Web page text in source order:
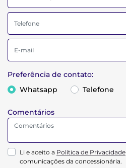
Preferência de contato:
Whatsapp
Telefone
Comentários
Li e aceito a Política de Privacidade
comunicações da concessionária.